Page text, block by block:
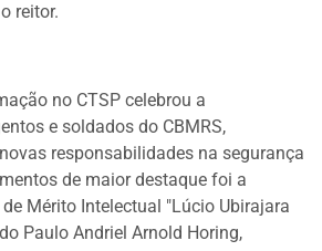
reitor.
no CTSP celebrou a
e soldados do CBMRS,
responsabilidades na segurança
de maior destaque foi a
Mérito Intelectual "Lúcio Ubirajara
Paulo Andriel Arnold Horing,